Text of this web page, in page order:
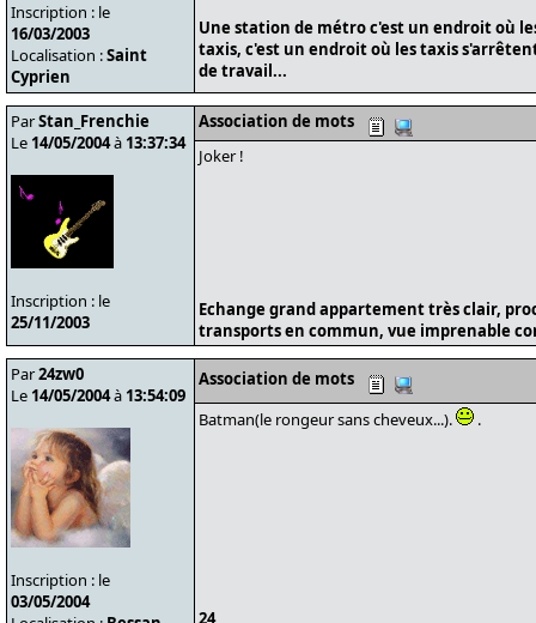
Inscription : le
16/03/2003
Localisation :Saint
Cyprien
Une station de métro c'est un endroit où
taxis, c'est un endroit où les taxis
de travail...
ParStan_Frenchie
Le 14/05/2004à 13:37:34
Inscription : le
25/11/2003
Association de mots
Joker !
Echange grand appartement très clair,
transports en commun, vue imprenable
Par24zw0
Le 14/05/2004à 13:54:09
Inscription : le
03/05/2004
Association de mots
Batman(le rongeur sans cheveux...).
.
24